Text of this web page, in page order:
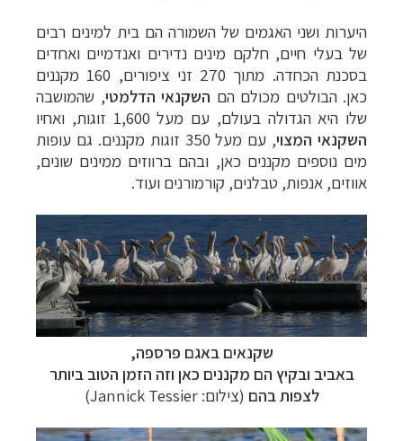
היערות ושני האגמים של השמורה הם בית למינים רבים
של בעלי חיים, חלקם מינים נדירים ואנדמיים ואחדים
בסכנת הכחדה. מתוך 270 זני ציפורים, 160 מקננים
כאן. הבולטים מכולם הם השקנאי הדלמטי, שהמושבה
שלו היא הגדולה בעולם, עם מעל 1,600 זוגות, ואחיו
השקנאי המצוי
, עם מעל 350 זוגות מקננים. גם עופות
מים נוספים מקננים כאן, ובהם ברווזים ממינים שונים,
אווזים, אנפות, טבלנים, קורמורנים ועוד.
שקנאים באגם פרספה,
באביב ובקיץ הם מקננים כאן וזה הזמן הטוב ביותר
לצפות בהם (צילום: Jannick Tessier)